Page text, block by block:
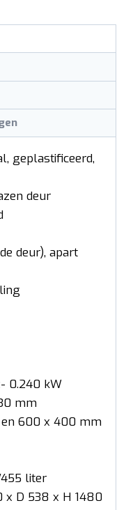
geplastificeerd,
deur
deur), apart
0.240 kW
mm
en 600 x 400 mm
liter
x D 538 x H 1480